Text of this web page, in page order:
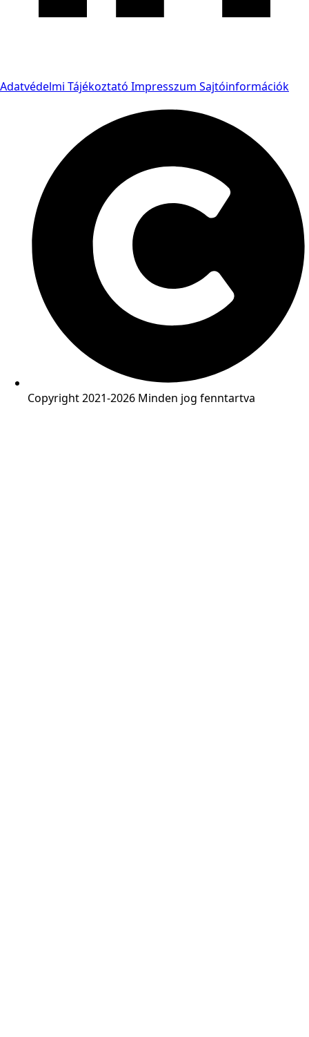
Adatvédelmi Tájékoztató Impresszum Sajtóinformációk
Copyright 2021-2026 Minden jog fenntartva